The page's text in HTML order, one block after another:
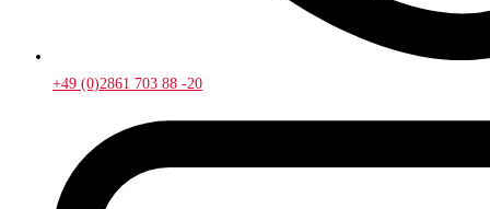
+49 (0)2861 703 88 -20